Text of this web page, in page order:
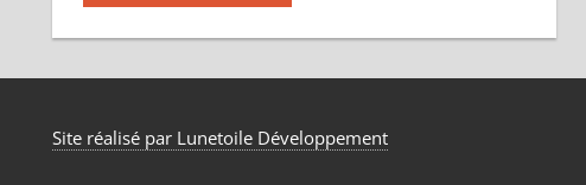
Site réalisé par Lunetoile Développement